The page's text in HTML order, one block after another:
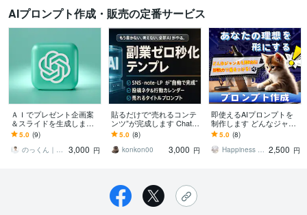
AIプロンプト作成・販売の定番サービス
ＡＩでプレゼント企画案
＆スライドを生成します
企画提案〜スライド生成
までできるプロンプトGP
Tsを提供
5.0 (9)
のっくん｜ＡＩで資金調達・集客・効率化
3,000 円
貼るだけで“売れるコンテ
ンツ”が完成します ChatG
PT×テンプレの「自動販売
パッケージ」
5.0 (8)
konkon00
3,000 円
即使えるAIプロンプトを
制作します どんなジャン
ルでもAIに伝わるプロン
プト/差がつく高設計
5.0 (8)
Happiness STAR 2,500 円